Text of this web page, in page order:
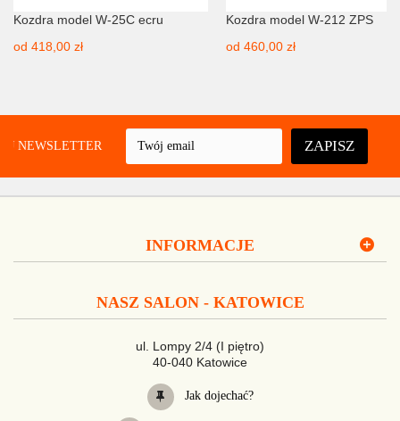
Kozdra model W-25C ecru
od 418,00 zł
Kozdra model W-212 ZPS
od 460,00 zł
NEWSLETTER ZAPISZ
INFORMACJE
NASZ SALON - KATOWICE
ul. Lompy 2/4 (I piętro)
40-040 Katowice
Jak dojechać?